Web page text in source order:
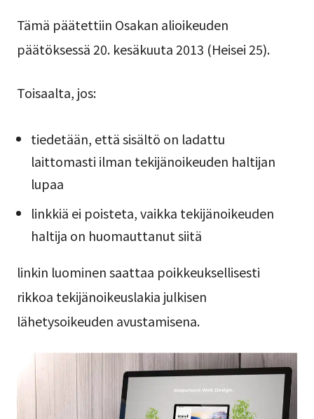
Tämä päätettiin Osakan alioikeuden
päätöksessä 20. kesäkuuta 2013 (Heisei 25).
Toisaalta, jos:
tiedetään, että sisältö on ladattu
laittomasti ilman tekijänoikeuden haltijan
lupaa
linkkiä ei poisteta, vaikka tekijänoikeuden
haltija on huomauttanut siitä
linkin luominen saattaa poikkeuksellisesti
rikkoa tekijänoikeuslakia julkisen
lähetysoikeuden avustamisena.